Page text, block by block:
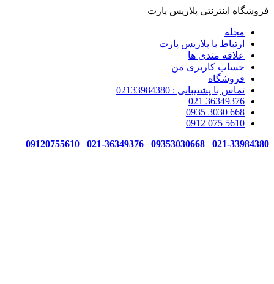
فروشگاه اینترنتی پلاریس پارت
مجله
ارتباط با پلاریس پارت
علاقه مندی ها
حساب کاربری من
فروشگاه
تماس با پشتیبانی : 02133984380
021 36349376
0935 3030 668
0912 075 5610
021-33984380
09353030668
021-36349376
09120755610